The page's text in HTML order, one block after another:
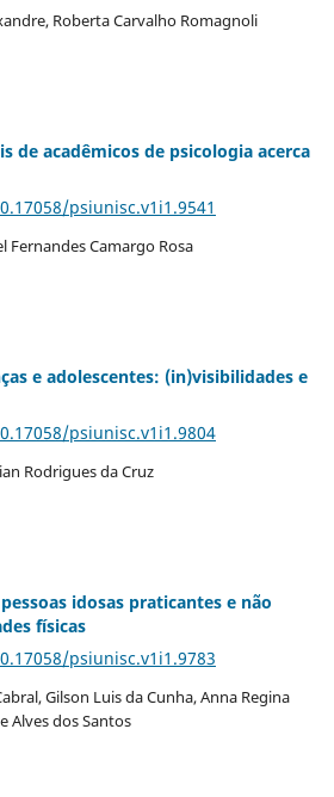
Roberta Carvalho Romagnoli
de acadêmicos de psicologia acerca
psiunisc.v1i1.9541
Fernandes Camargo Rosa
e adolescentes: (in)visibilidades e
psiunisc.v1i1.9804
Rodrigues da Cruz
idosas praticantes e não
físicas
psiunisc.v1i1.9783
Gilson Luis da Cunha, Anna Regina
Alves dos Santos